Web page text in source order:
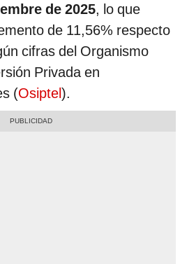
de 2025, lo que
de 11,56% respecto
cifras del Organismo
Privada en
(Osiptel).